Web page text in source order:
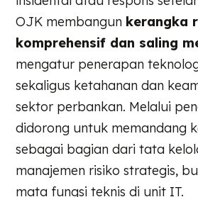
OJK membangun kerangka
komprehensif dan saling
mengatur penerapan
sekaligus ketahanan dan
sektor perbankan. Melalui
didorong untuk memandang
sebagai bagian dari tata
manajemen risiko strategis,
mata fungsi teknis di unit IT.